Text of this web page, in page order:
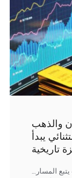
والذهب
يبدأ
تاريخية
المسار…